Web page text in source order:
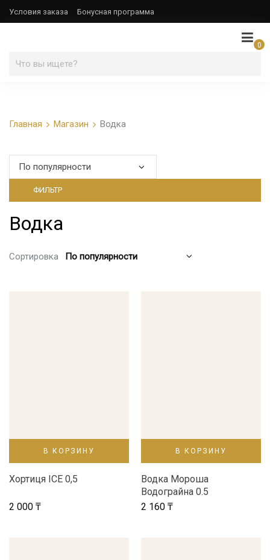
Условия заказа Бонусная программа
0
Главная Магазин Водка
ФИЛЬТР
Водка
Сортировка
В КОРЗИНУ
Хортиця ICE 0,5
2 000 ₸
В КОРЗИНУ
Водка Мороша
Водограйна 0.5
2 160 ₸